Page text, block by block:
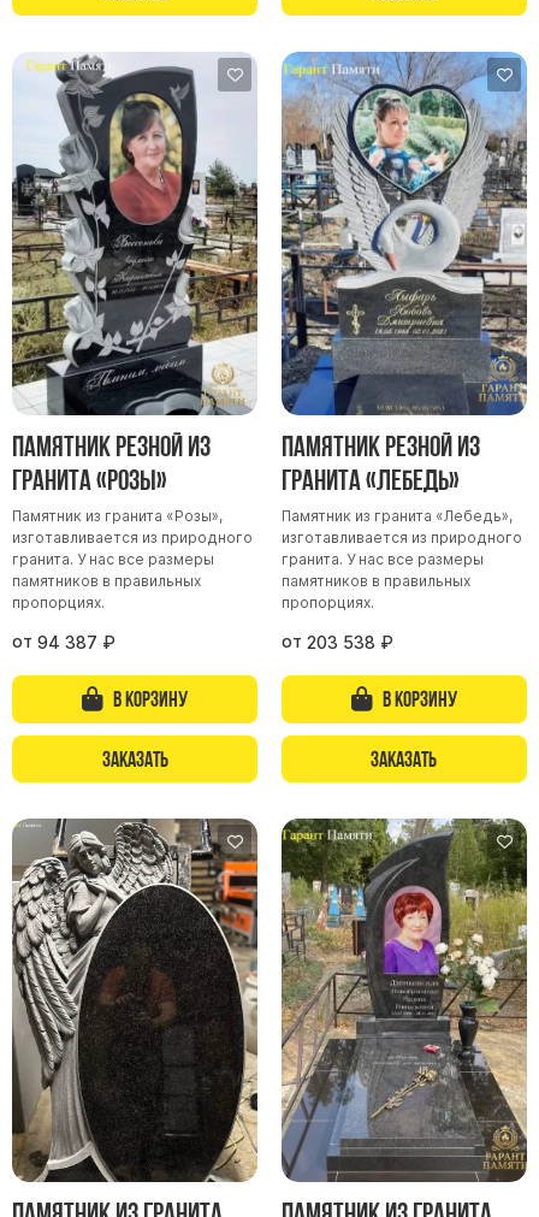
Памятники дочери
Памятники мужчине
Памятники дедушке
Памятники мужу
Памятники отцу
Памятники парню
Памятники сыну
Памятники вертикальные
Памятники врачу
Памятники горизонтальные
Памятники классические
Памятники красивые
Памятники Православные
Памятники прямоугольные
Памятники с воздушным креcтом
Памятники с колоннами
Памятники современные
Памятники стандартные
Памятники черные
Памятники со свечей
Памятники в виде дерева
Памятники с лебедями
Памятники в форме волны
Хачкары
Памятники ростовые
Памятники в форме скалы
Памятник Родителям
Флагштоки
Мемориальные доски
Памятник резной из
гранита «Розы»
Памятник из гранита «Розы»,
изготавливается из природного
гранита. У нас все размеры
памятников в правильных
пропорциях.
от 94 387 ₽
В корзину
Заказать
Памятник резной из
гранита «Лебедь»
Памятник из гранита «Лебедь»,
изготавливается из природного
гранита. У нас все размеры
памятников в правильных
пропорциях.
от 203 538 ₽
В корзину
Заказать